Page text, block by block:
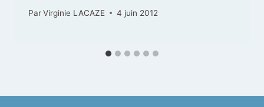
ParVirginie LACAZE 4 juin 2012